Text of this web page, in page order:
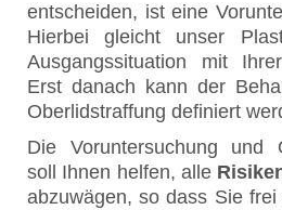
entscheiden, ist eine
Hierbei gleicht unser
Ausgangssituation mit
Erst danach kann der
Oberlidstraffung definiert
Die Voruntersuchung und
soll Ihnen helfen, alle
abzuwägen, so dass Sie